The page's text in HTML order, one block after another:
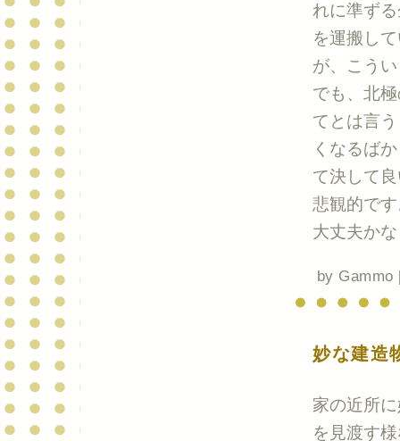
れに準ず
を運搬し
が、こう
でも、北
てとは言
くなるば
て決して
悲観的で
大丈夫かな
by Gammo
妙な建造
家の近所
を見渡す